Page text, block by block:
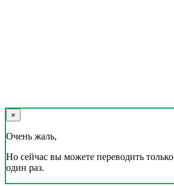
×
Очень жаль,
Но сейчас вы можете переводить только
один раз.